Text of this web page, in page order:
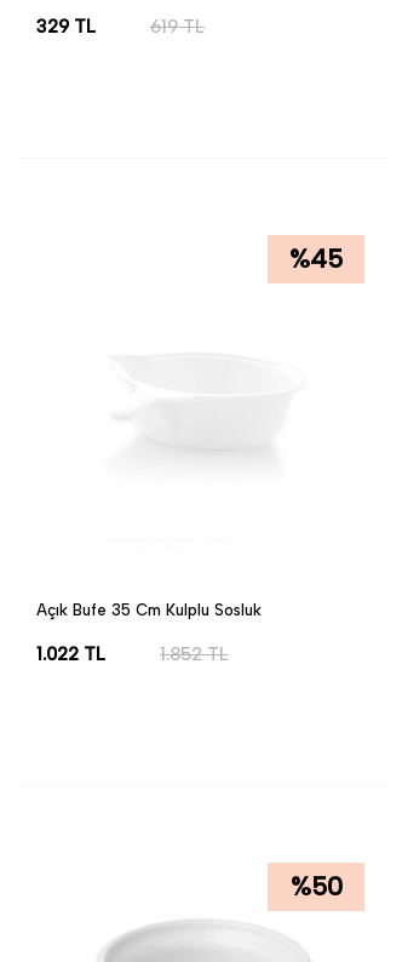
329TL 619TL
%45
Açık Bufe 35 Cm Kulplu Sosluk
1.022 TL 1.852TL
%50